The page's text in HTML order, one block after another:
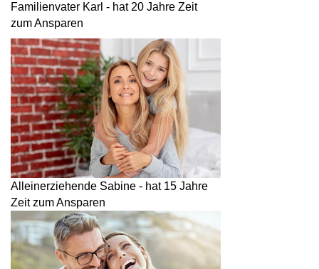
Familienvater Karl - hat 20 Jahre Zeit
zum Ansparen
Alleinerziehende Sabine - hat 15 Jahre
Zeit zum Ansparen